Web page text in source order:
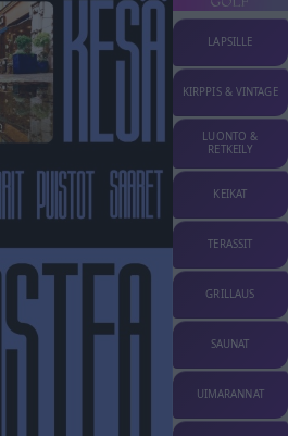
LAPSILLE
KIRPPIS & VINTAGE
LUONTO &
RETKEILY
KEIKAT
TERASSIT
GRILLAUS
SAUNAT
UIMARANNAT